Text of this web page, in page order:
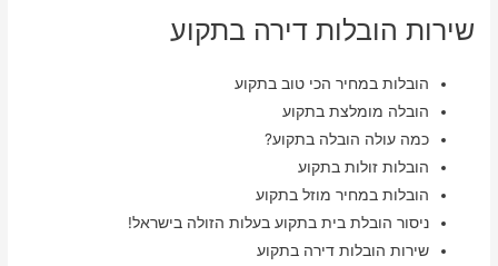
שירות הובלות דירה בתקוע
הובלות במחיר הכי טוב בתקוע
הובלה מומלצת בתקוע
כמה עולה הובלה בתקוע?
הובלות זולות בתקוע
הובלות במחיר מוזל בתקוע
ניסור הובלת בית בתקוע בעלות הזולה בישראל!
שירות הובלות דירה בתקוע